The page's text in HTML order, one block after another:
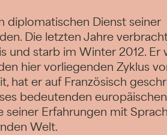
diplomatischen Dienst seiner
Die letzten Jahre
und starb im Winter 2012. Er
hier vorliegenden Zyklus
hat er auf Französisch
bedeutenden
seiner Erfahrungen mit
Welt.